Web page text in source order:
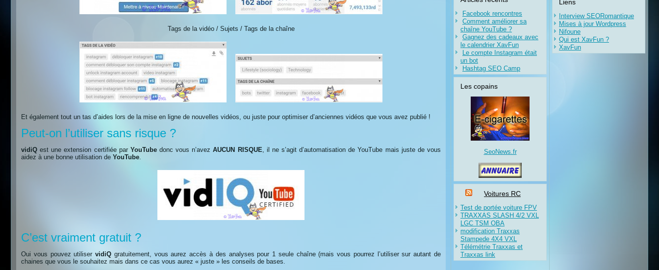
Tags de la vidéo / Sujets / Tags de la chaîne
Et également tout un tas d’aides lors de la mise en ligne de nouvelles vidéos, ou juste pour optimiser d’anciennes vidéos que vous avez publié !
Peut-on l’utiliser sans risque ?
vidiQ est une extension certifiée par YouTubedonc vous n’avezAUCUN RISQUE, il ne s’agit d’automatisation de YouTube mais juste de vous
aidez à une bonne utilisation de YouTube.
C’est vraiment gratuit ?
Oui vous pouvez utiliservidiQ gratuitement, vous aurez accès à des analyses pour 1 seule chaîne (mais vous pourrez l’utiliser sur autant de
chaines que vous le souhaitez mais dans ce cas vous aurez « juste » les conseils de bases.
Facebook rencontres
Comment améliorer sa
chaîne YouTube ?
Gagnez des cadeaux avec
le calendrier XavFun
Le compte Instagram était
un bot
Hashtag SEO Camp
Les copains
SeoNews.fr
Voitures RC
Test de portée voiture FPV
TRAXXAS SLASH 4/2 VXL
LGC TSM OBA
modification Traxxas
Stampede 4X4 VXL
Télémétrie Traxxas et
Traxxas link
Liens
Interview SEORomantique
Mises à jour Wordpress
Nifoune
Qui est XavFun ?
XavFun